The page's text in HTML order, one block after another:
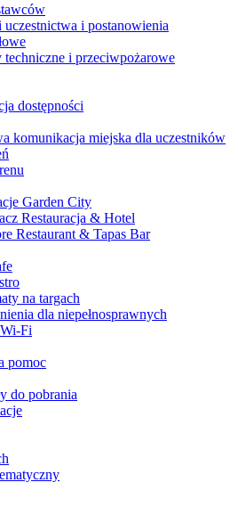
uczestnictwa i postanowienia
techniczne i przeciwpożarowe
dostępności
komunikacja miejska dla uczestników
Garden City
Restauracja & Hotel
Restaurant & Tapas Bar
na targach
dla niepełnosprawnych
Fi
pomoc
do pobrania